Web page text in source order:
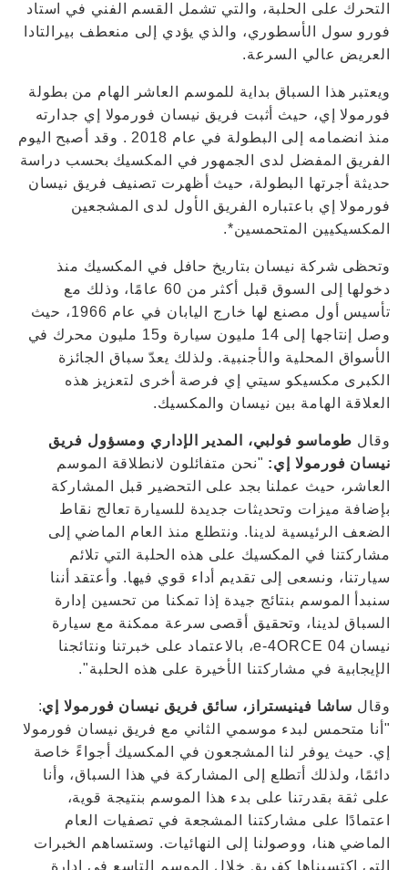
التحرك على الحلبة، والتي تشمل القسم الفني في استاد
فورو سول الأسطوري، والذي يؤدي إلى منعطف بيرالتادا
العريض عالي السرعة.
ويعتبر هذا السباق بداية للموسم العاشر الهام من بطولة
فورمولا إي، حيث أثبت فريق نيسان فورمولا إي جدارته
منذ انضمامه إلى البطولة في عام 2018 . وقد أصبح اليوم
الفريق المفضل لدى الجمهور في المكسيك بحسب دراسة
حديثة أجرتها البطولة، حيث أظهرت تصنيف فريق نيسان
فورمولا إي باعتباره الفريق الأول لدى المشجعين
المكسيكيين المتحمسين*.
وتحظى شركة نيسان بتاريخ حافل في المكسيك منذ
دخولها إلى السوق قبل أكثر من 60 عامًا، وذلك مع
تأسيس أول مصنع لها خارج اليابان في عام 1966، حيث
وصل إنتاجها إلى 14 مليون سيارة و15 مليون محرك في
الأسواق المحلية والأجنبية. ولذلك يعدّ سباق الجائزة
الكبرى مكسيكو سيتي إي فرصة أخرى لتعزيز هذه
العلاقة الهامة بين نيسان والمكسيك.
وقال طوماسو فولبي، المدير الإداري ومسؤول فريق
نيسان فورمولا إي: "نحن متفائلون لانطلاقة الموسم
العاشر، حيث عملنا بجد على التحضير قبل المشاركة
بإضافة ميزات وتحديثات جديدة للسيارة تعالج نقاط
الضعف الرئيسية لدينا. ونتطلع منذ العام الماضي إلى
مشاركتنا في المكسيك على هذه الحلبة التي تلائم
سيارتنا، ونسعى إلى تقديم أداء قوي فيها. وأعتقد أننا
سنبدأ الموسم بنتائج جيدة إذا تمكنا من تحسين إدارة
السباق لدينا، وتحقيق أقصى سرعة ممكنة مع سيارة
نيسان e-4ORCE 04، بالاعتماد على خبرتنا ونتائجنا
الإيجابية في مشاركتنا الأخيرة على هذه الحلبة".
وقال ساشا فينيستراز، سائق فريق نيسان فورمولا إي:
"أنا متحمس لبدء موسمي الثاني مع فريق نيسان فورمولا
إي. حيث يوفر لنا المشجعون في المكسيك أجواءً خاصة
دائمًا، ولذلك أتطلع إلى المشاركة في هذا السباق، وأنا
على ثقة بقدرتنا على بدء هذا الموسم بنتيجة قوية،
اعتمادًا على مشاركتنا المشجعة في تصفيات العام
الماضي هنا، ووصولنا إلى النهائيات. وستساهم الخبرات
التي اكتسبناها كفريق خلال الموسم التاسع في إدارة